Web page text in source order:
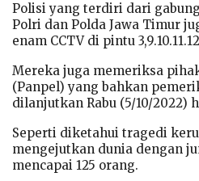
Polisi yang terdiri dari
Polri dan Polda Jawa Timur
enam CCTV di pintu
Mereka juga memeriksa
(Panpel) yang bahkan
dilanjutkan Rabu (5/10/2022)
Seperti diketahui tragedi
mengejutkan dunia dengan
mencapai 125 orang.